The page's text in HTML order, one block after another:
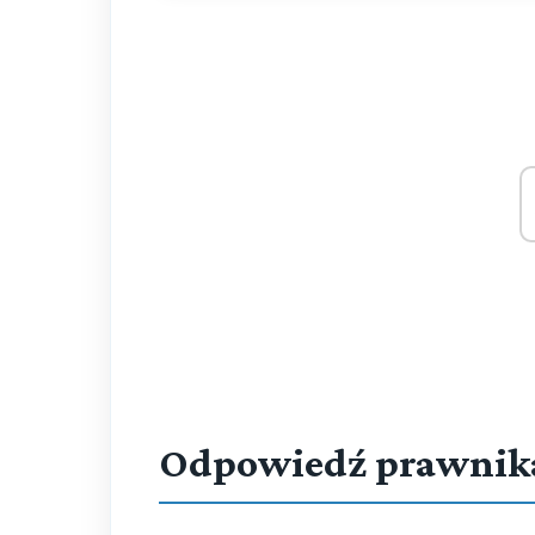
Odpowiedź